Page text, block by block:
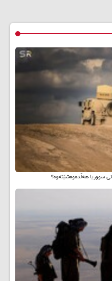
سووریا هەڵدەوەشێتەوە؟